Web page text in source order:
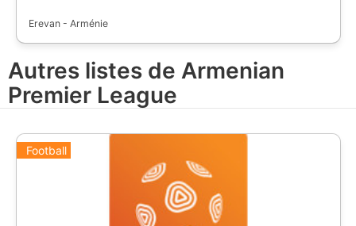
Erevan - Arménie
Autres listes de Armenian
Premier League
Football